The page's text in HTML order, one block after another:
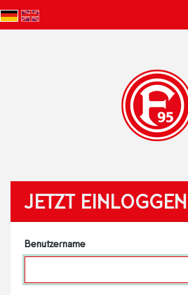
JETZT EINLOGGEN
Benutzername